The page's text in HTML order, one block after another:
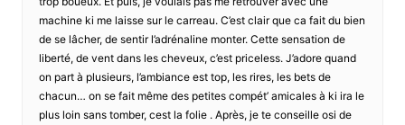
machine ki me laisse sur le carreau. C’est clair que ca fait du bien
de se lâcher, de sentir l’adrénaline monter. Cette sensation de
liberté, de vent dans les cheveux, c’est priceless. J’adore quand
on part à plusieurs, l’ambiance est top, les rires, les bets de
chacun… on se fait même des petites compét’ amicales à ki ira le
plus loin sans tomber, cest la folie . Après, je te conseille osi de